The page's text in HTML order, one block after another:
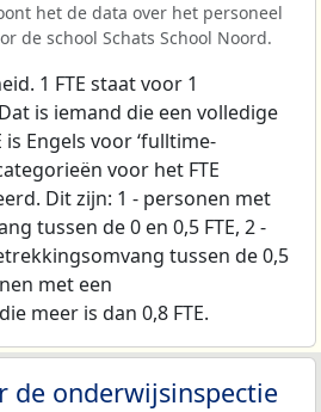
het de data over het personeel
de school Schats School Noord.
1 FTE staat voor 1
is iemand die een volledige
Engels voor ‘fulltime-
voor het FTE
Dit zijn: 1 - personen met
tussen de 0 en 0,5 FTE, 2 -
tussen de 0,5
met een
meer is dan 0,8 FTE.
de onderwijsinspectie